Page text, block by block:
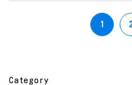
1
Category